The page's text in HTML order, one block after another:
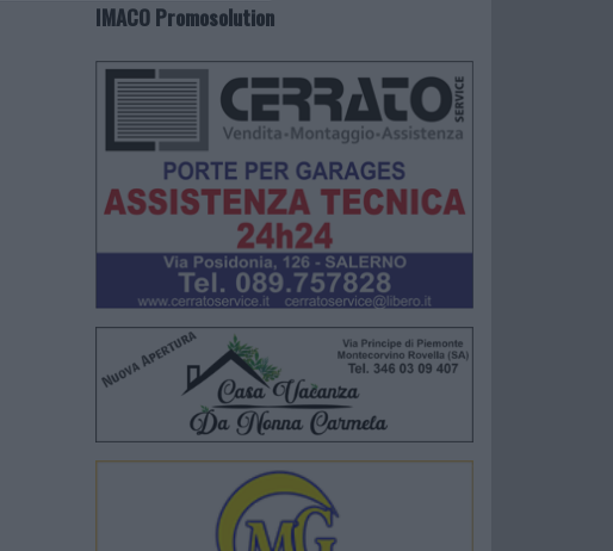
IMACO Promosolution